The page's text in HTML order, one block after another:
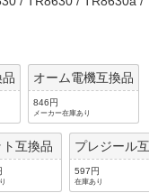
オーム電機互換品
846円
メーカー在庫あり
ト互換品 プレジール
597円
在庫あり